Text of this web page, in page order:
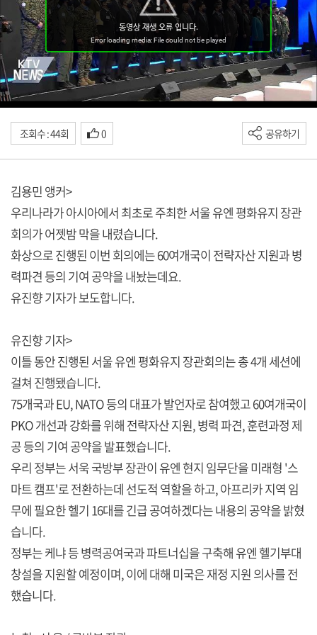
조회수 : 44회 0 공유하기
김용민 앵커>
우리나라가 아시아에서 최초로 주최한 서울 유엔 평화유지 장관
회의가 어젯밤 막을 내렸습니다.
화상으로 진행된 이번 회의에는 60여개국이 전략자산 지원과 병
력파견 등의 기여 공약을 내놨는데요.
유진향 기자가 보도합니다.
유진향 기자>
이틀 동안 진행된 서울 유엔 평화유지 장관회의는 총 4개 세션에
걸쳐 진행됐습니다.
75개국과 EU, NATO 등의 대표가 발언자로 참여했고 60여개국이
PKO 개선과 강화를 위해 전략자산 지원, 병력 파견, 훈련과정 제
공 등의 기여 공약을 발표했습니다.
우리 정부는 서욱 국방부 장관이 유엔 현지 임무단을 미래형 '스
마트 캠프'로 전환하는데 선도적 역할을 하고, 아프리카 지역 임
무에 필요한 헬기 16대를 긴급 공여하겠다는 내용의 공약을 밝혔
습니다.
정부는 케냐 등 병력공여국과 파트너십을 구축해 유엔 헬기부대
창설을 지원할 예정이며, 이에 대해 미국은 재정 지원 의사를 전
했습니다.